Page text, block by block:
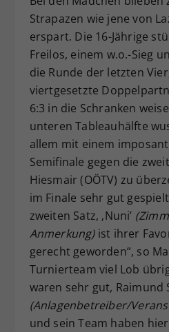
Strapazen wie jene von
erspart. Die 16-Jährige
Freilos, einem w.o.-Sieg
die Runde der letzten
viertgesetzte
6:3 in die Schranken
unteren Tableauhälfte
allem mit einem
Semifinale gegen die
Hiesmair (OÖTV) zu
im Finale sehr gut
zweiten Satz, ‚Nuni’
Anmerkung)ist ihrer
gerecht geworden“, so
Turnierteam viel Lob
waren sehr gut, Raimund
(Anlagenbetreiber/
und sein Team haben